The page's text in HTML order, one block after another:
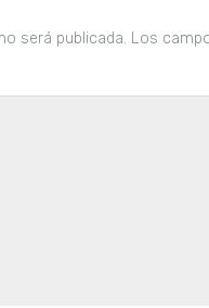
será publicada. Los